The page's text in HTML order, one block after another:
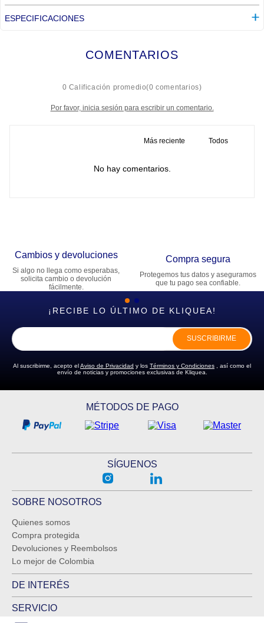
ESPECIFICACIONES
COMENTARIOS
0 Calificación promedio(0 comentarios)
Por favor, inicia sesión para escribir un comentario.
Más reciente Todos
No hay comentarios.
Cambios y devoluciones
Si algo no llega como esperabas,
solicita cambio o devolución
fácilmente.
Compra segura
Protegemos tus datos y aseguramos
que tu pago sea confiable.
¡RECIBE LO ÚLTIMO DE KLIQUEA!
SUSCRIBIRME
Al suscribirme, acepto elAviso de Privacidad y los Términos y Condiciones , así como el
envío de noticias y promociones exclusivas de Kliquea.
MÉTODOS DE PAGO
SÍGUENOS
SOBRE NOSOTROS
Quienes somos
Compra protegida
Devoluciones y Reembolsos
Lo mejor de Colombia
DE INTERÉS
SERVICIO